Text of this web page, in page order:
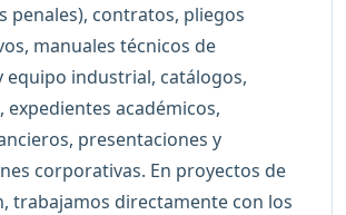
penales), contratos, pliegos
manuales técnicos de
equipo industrial, catálogos,
expedientes académicos,
presentaciones y
corporativas. En proyectos de
trabajamos directamente con los